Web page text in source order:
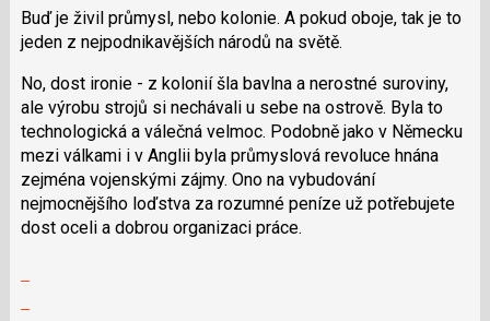
N
pro
a
P
pro
předchozí
nový
názor
Buď je živil průmysl, nebo kolonie. A pokud oboje, tak je to
jeden z nejpodnikavějších národů na světě.
No, dost ironie - z kolonií šla bavlna a nerostné suroviny,
ale výrobu strojů si nechávali u sebe na ostrově. Byla to
technologická a válečná velmoc. Podobně jako v Německu
mezi válkami i v Anglii byla průmyslová revoluce hnána
zejména vojenskými zájmy. Ono na vybudování
nejmocnějšího loďstva za rozumné peníze už potřebujete
dost oceli a dobrou organizaci práce.